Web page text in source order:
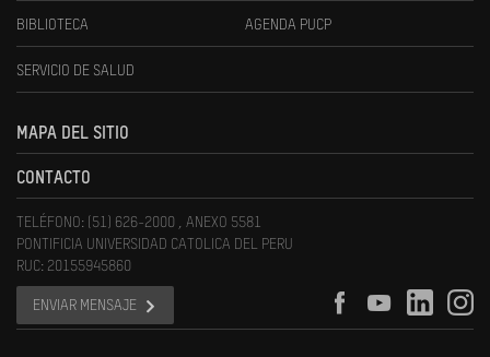
BIBLIOTECA AGENDA PUCP
SERVICIO DE SALUD
MAPA DEL SITIO
CONTACTO
TELÉFONO: (51) 626-2000 , ANEXO 5581
PONTIFICIA UNIVERSIDAD CATOLICA DEL PERU
RUC: 20155945860
ENVIAR MENSAJE